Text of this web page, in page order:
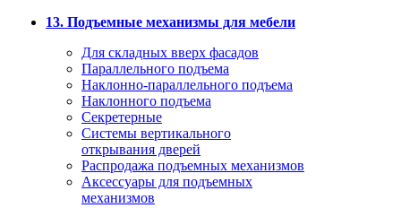
13. Подъемные механизмы для мебели
Для складных вверх фасадов
Параллельного подъема
Наклонно-параллельного подъема
Наклонного подъема
Секретерные
Системы вертикального
открывания дверей
Распродажа подъемных механизмов
Аксессуары для подъемных
механизмов